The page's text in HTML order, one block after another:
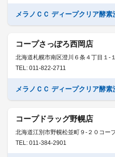
メラノＣＣ ディープクリア酵素
コープさっぽろ西岡店
北海道札幌市南区澄川６条４丁目１-１
TEL: 011-822-2711
メラノＣＣ ディープクリア酵素
コープドラッグ野幌店
北海道江別市野幌松並町９-２０コー
TEL: 011-384-2901